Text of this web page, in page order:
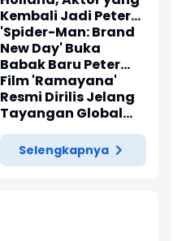
Kembali Jadi Peter
Parker di 'Spider-
Man: Brand New Day'
'Spider-Man: Brand
New Day' Buka
Babak Baru Peter
Parker di Marvel
Cinematic Universe
Film 'Ramayana'
Resmi Dirilis Jelang
Tayangan Global
pada November
2026
Selengkapnya